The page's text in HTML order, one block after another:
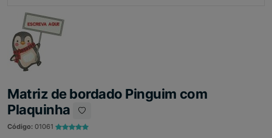
Matriz de bordado Pinguim com
Plaquinha
Código: 01061